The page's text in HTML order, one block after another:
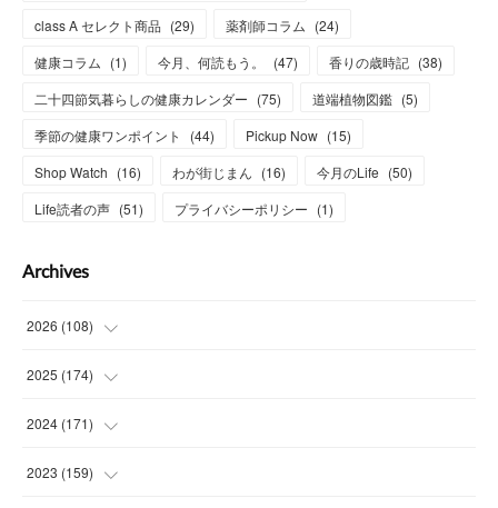
class A セレクト商品 (29) 薬剤師コラム (24)
健康コラム (1) 今月、何読もう。 (47) 香りの歳時記 (38)
二十四節気暮らしの健康カレンダー (75) 道端植物図鑑 (5)
季節の健康ワンポイント
(44) Pickup Now (15)
Shop Watch (16) わが街じまん (16) 今月のLife (50)
Life読者の声 (51) プライバシーポリシー (1)
Archives
2026 (108)
(6)
(15
(15
2025 (174)
(14
(14
2024 (171)
(13
2023 (159)